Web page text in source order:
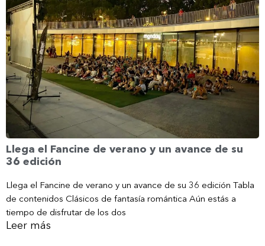
Llega el Fancine de verano y un avance de su
36 edición
Llega el Fancine de verano y un avance de su 36 edición Tabla
de contenidos Clásicos de fantasía romántica Aún estás a
tiempo de disfrutar de los dos
Leer más